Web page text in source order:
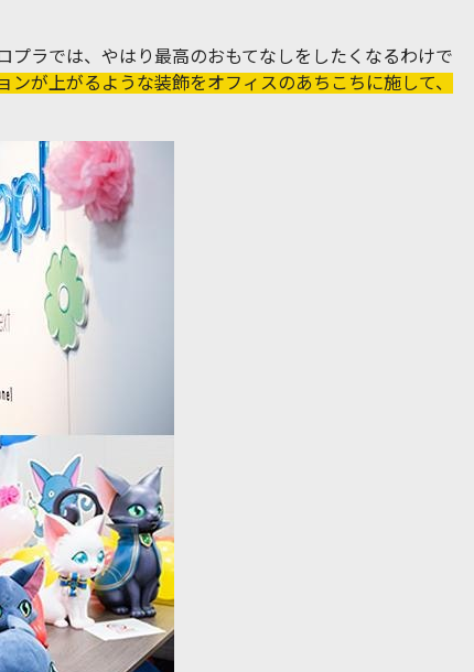
プラでは、やはり最高のおもてなしをしたくなるわけで
が上がるような装飾をオフィスのあちこちに施して、